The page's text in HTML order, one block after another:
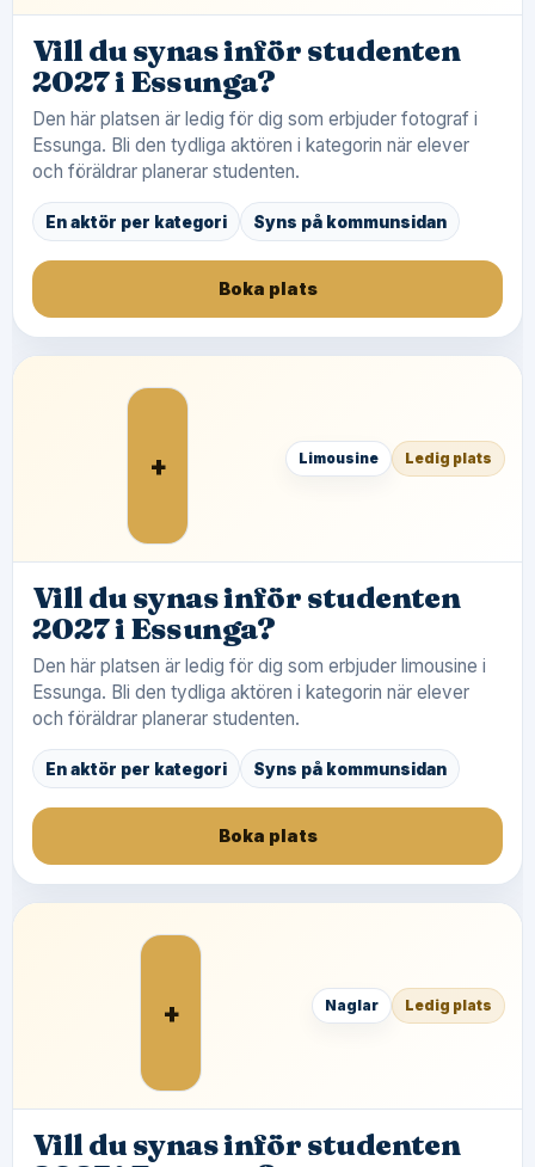
Vill du synas inför studenten
2027 i Essunga?
Den här platsen är ledig för dig som erbjuder fotograf i
Essunga. Bli den tydliga aktören i kategorin när elever
och föräldrar planerar studenten.
En aktör per kategori Syns på kommunsidan
Boka plats
+ Limousine Ledig plats
Vill du synas inför studenten
2027 i Essunga?
Den här platsen är ledig för dig som erbjuder limousine i
Essunga. Bli den tydliga aktören i kategorin när elever
och föräldrar planerar studenten.
En aktör per kategori Syns på kommunsidan
Boka plats
+ Naglar Ledig plats
Vill du synas inför studenten